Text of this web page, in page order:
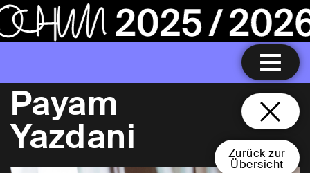
Zurück zur
Übersicht
Payam
Yazdani